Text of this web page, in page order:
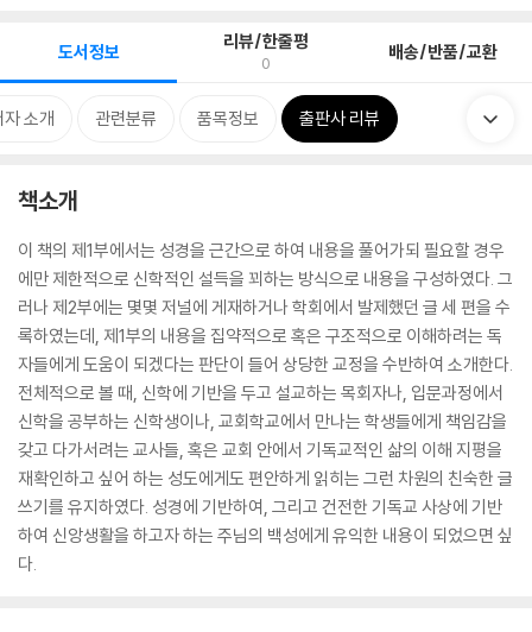
도서정보 리뷰/한줄평
0 배송/반품/교환
자 소개 관련분류 품목정보 출판사 리뷰
책소개
이 책의 제1부에서는 성경을 근간으로 하여 내용을 풀어가되 필요할 경우
에만 제한적으로 신학적인 설득을 꾀하는 방식으로 내용을 구성하였다. 그
러나 제2부에는 몇몇 저널에 게재하거나 학회에서 발제했던 글 세 편을 수
록하였는데, 제1부의 내용을 집약적으로 혹은 구조적으로 이해하려는 독
자들에게 도움이 되겠다는 판단이 들어 상당한 교정을 수반하여 소개한다.
전체적으로 볼 때, 신학에 기반을 두고 설교하는 목회자나, 입문과정에서
신학을 공부하는 신학생이나, 교회학교에서 만나는 학생들에게 책임감을
갖고 다가서려는 교사들, 혹은 교회 안에서 기독교적인 삶의 이해 지평을
재확인하고 싶어 하는 성도에게도 편안하게 읽히는 그런 차원의 친숙한 글
쓰기를 유지하였다. 성경에 기반하여, 그리고 건전한 기독교 사상에 기반
하여 신앙생활을 하고자 하는 주님의 백성에게 유익한 내용이 되었으면 싶
다.